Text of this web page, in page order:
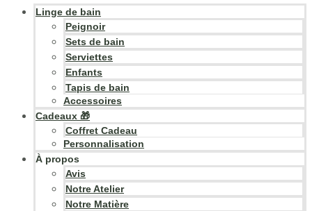
Linge de bain
Peignoir
Sets de bain
Serviettes
Enfants
Tapis de bain
Accessoires
Cadeaux 🎁
Coffret Cadeau
Personnalisation
À propos
Avis
Notre Atelier
Notre Matière